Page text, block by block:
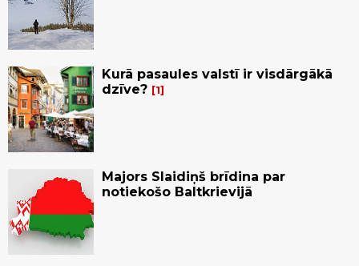
Kurā pasaules valstī ir visdārgākā
dzīve?
1
Majors Slaidiņš brīdina par
notiekošo Baltkrievijā